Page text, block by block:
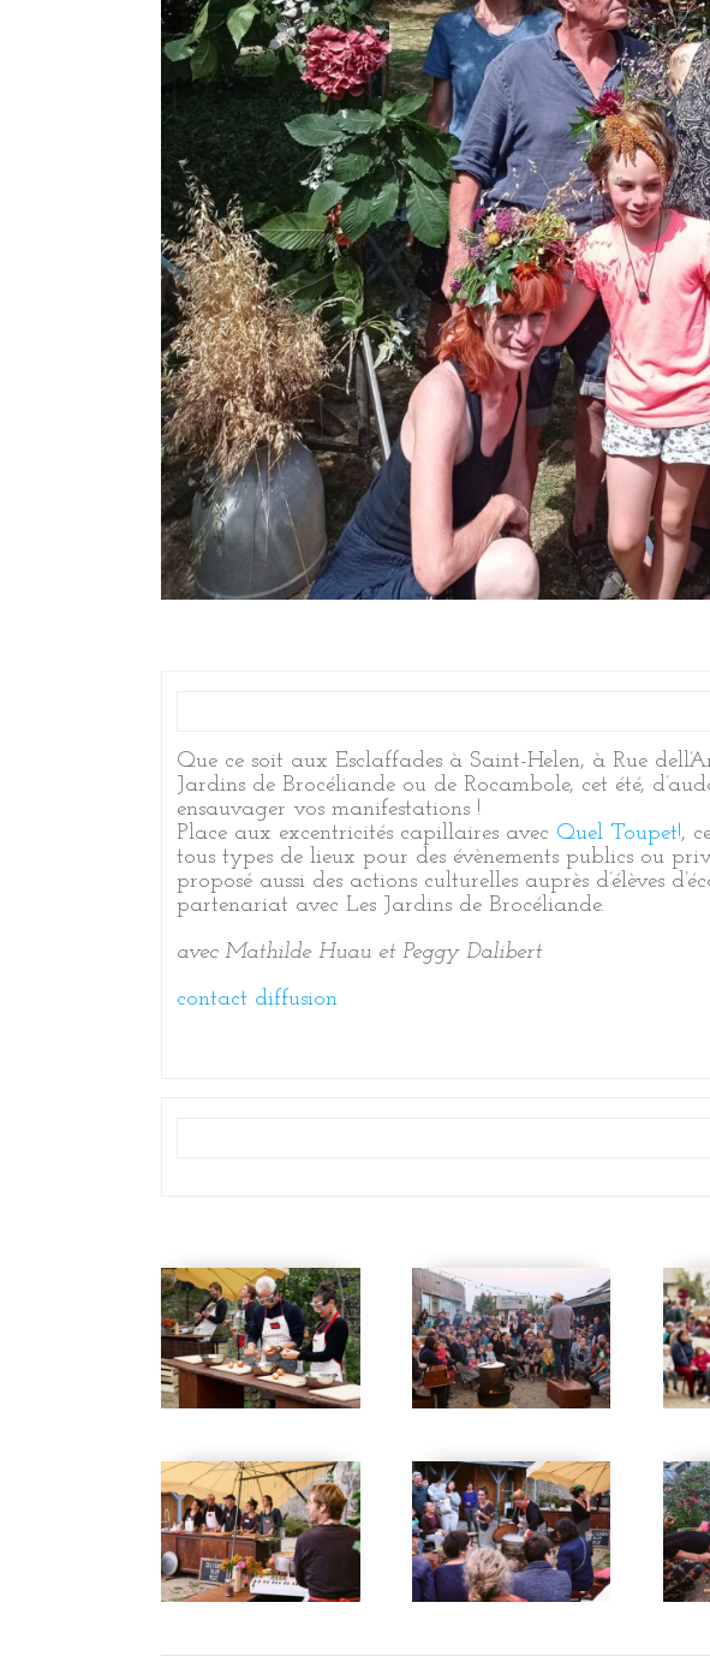
Que ce soit aux Esclaffades à Saint-Helen, à Rue
Jardins de Brocéliande ou de Rocambole, cet été,
ensauvager vos manifestations !
Place aux excentricités capillaires avec Quel Toupet!,
tous types de lieux pour des évènements publics ou
proposé aussi des actions culturelles auprès d’élèves
partenariat avec Les Jardins de Brocéliande.
avec Mathilde Huau et Peggy Dalibert
contact diffusion